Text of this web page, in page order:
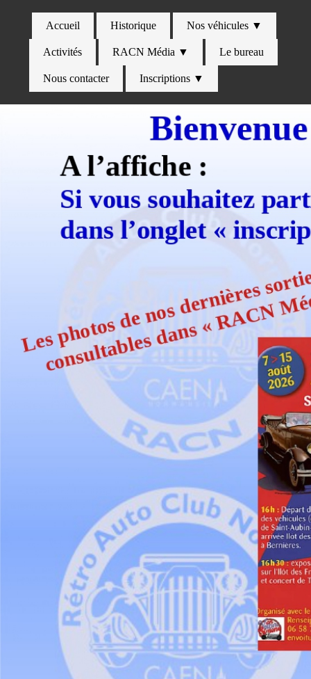
Accueil Historique Nos véhicules ▼
Activités RACN Média ▼ Le bureau
Nous contacter Inscriptions ▼